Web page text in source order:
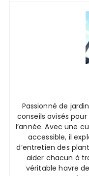
Passionné de
conseils avisés
l’année. Avec une
accessible, il
d’entretien des
aider chacun à
véritable havre